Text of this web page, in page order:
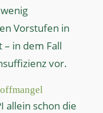
Vorstufen in
in dem Fall
vor.
allein schon die